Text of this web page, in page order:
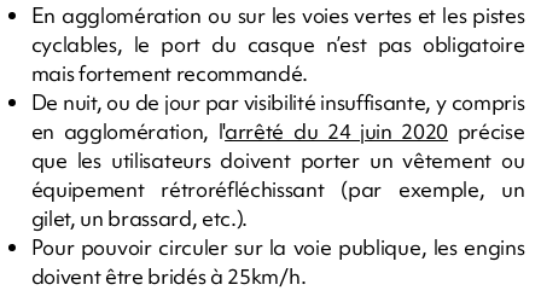
En agglomération ou sur les voies vertes et les pistes
cyclables, le port du casque n’est pas obligatoire
mais fortement recommandé.
De nuit, ou de jour par visibilité insuffisante, y compris
en agglomération, l'arrêté du 24 juin 2020 précise
que les utilisateurs doivent porter un vêtement ou
équipement rétroréfléchissant (par exemple, un
gilet, un brassard, etc.).
Pour pouvoir circuler sur la voie publique, les engins
doivent être bridés à 25km/h.